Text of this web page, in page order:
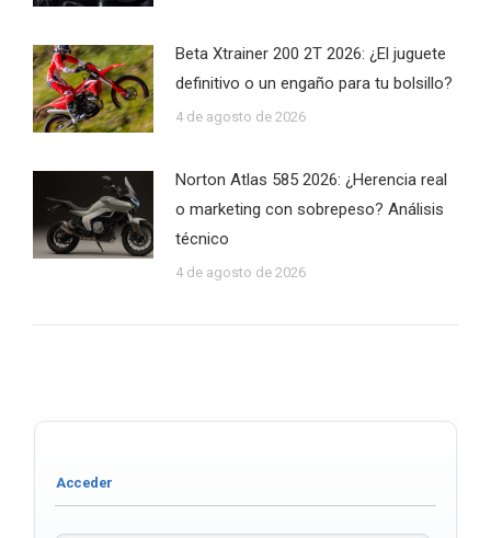
Beta Xtrainer 200 2T 2026: ¿El juguete
definitivo o un engaño para tu bolsillo?
4 de agosto de 2026
Norton Atlas 585 2026: ¿Herencia real
o marketing con sobrepeso? Análisis
técnico
4 de agosto de 2026